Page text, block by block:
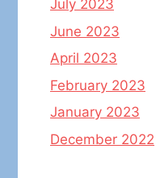
July 2023
June 2023
April 2023
February 2023
January 2023
December 2022